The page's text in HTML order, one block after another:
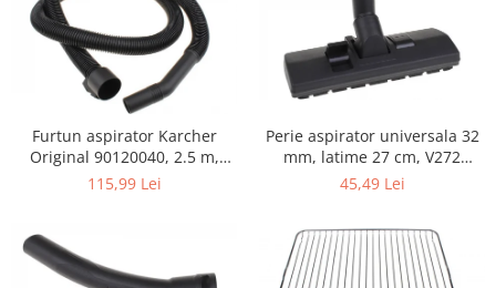
Audio HI-FI & Profesionale
Camere video si sport
Drone si Accesorii
Home Cinema & Audio
Playere, Boxe & Casti
Telescoape & Optica
Televizoare & accesorii
Ambalaje cadouri
Cadouri
Furtun aspirator Karcher
Original 90120040, 2.5 m,
negru
115,99 Lei
Perie aspirator universala 32
mm, latime 27 cm, V272
ECONOMY
45,49 Lei